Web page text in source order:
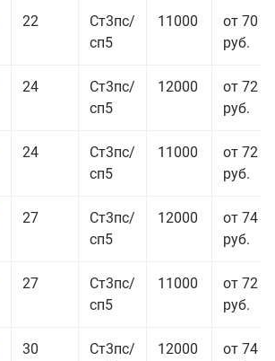
22
Ст3пс/
сп5
11000
от 70
руб.
24
Ст3пс/
сп5
12000
от 72
руб.
24
Ст3пс/
сп5
11000
от 72
руб.
27
Ст3пс/
сп5
12000
от 74
руб.
27
Ст3пс/
сп5
11000
от 72
руб.
30
Ст3пс/
12000
от 74